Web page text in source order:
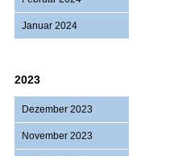
Januar 2024
2023
Dezember 2023
November 2023